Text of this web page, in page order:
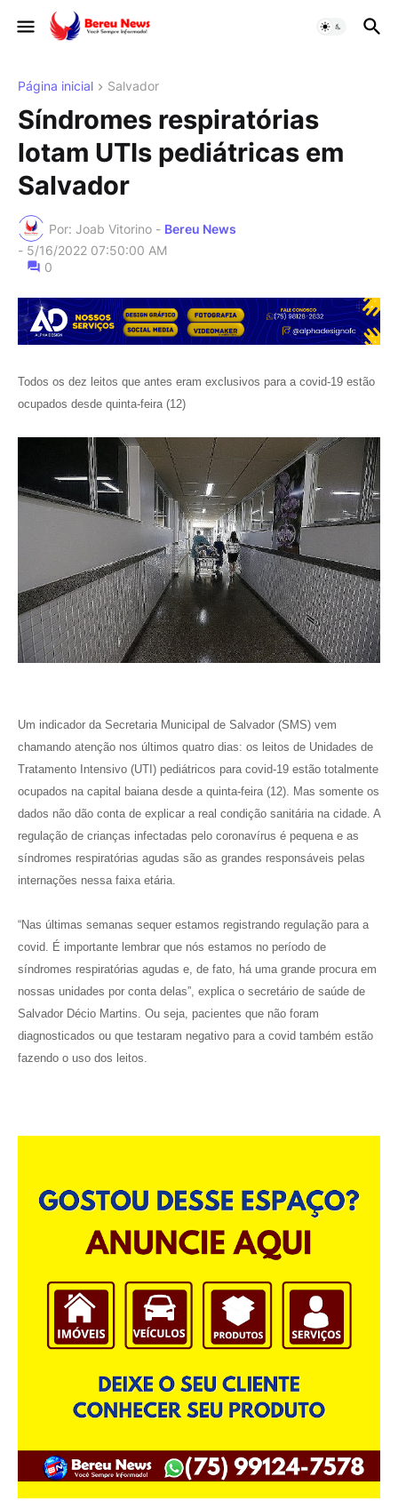
Página inicial Salvador
Síndromes respiratórias
lotam UTIs pediátricas em
Salvador
Por: Joab Vitorino - Bereu News
- 5/16/2022 07:50:00 AM
0
Todos os dez leitos que antes eram exclusivos para a covid-19 estão
ocupados desde quinta-feira (12)
Um indicador da Secretaria Municipal de Salvador (SMS) vem
chamando atenção nos últimos quatro dias: os leitos de Unidades de
Tratamento Intensivo (UTI) pediátricos para covid-19 estão totalmente
ocupados na capital baiana desde a quinta-feira (12). Mas somente os
dados não dão conta de explicar a real condição sanitária na cidade. A
regulação de crianças infectadas pelo coronavírus é pequena e as
síndromes respiratórias agudas são as grandes responsáveis pelas
internações nessa faixa etária.
“Nas últimas semanas sequer estamos registrando regulação para a
covid. É importante lembrar que nós estamos no período de
síndromes respiratórias agudas e, de fato, há uma grande procura em
nossas unidades por conta delas”, explica o secretário de saúde de
Salvador Décio Martins. Ou seja, pacientes que não foram
diagnosticados ou que testaram negativo para a covid também estão
fazendo o uso dos leitos.